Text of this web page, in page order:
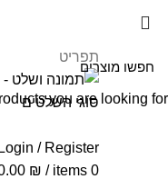
תפריט
Login / Register
0
items
/
₪
you are looking for.